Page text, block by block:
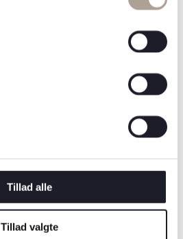
Tillad alle
Tillad valgte